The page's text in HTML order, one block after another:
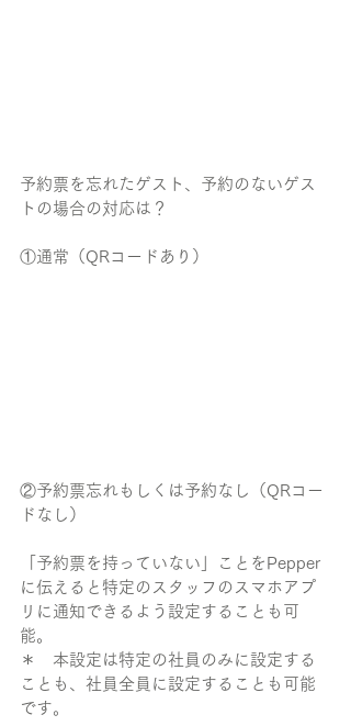
予約票を忘れたゲスト、予約のないゲス
トの場合の対応は？
①通常（QRコードあり）
②予約票忘れもしくは予約なし（QRコー
ドなし）
「予約票を持っていない」ことをPepper
に伝えると特定のスタッフのスマホアプ
リに通知できるよう設定することも可
能。
＊　本設定は特定の社員のみに設定する
ことも、社員全員に設定することも可能
です。